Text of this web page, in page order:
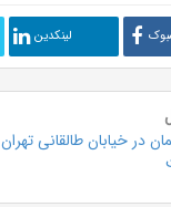
لینکدین
در خیابان طالقانی تهران